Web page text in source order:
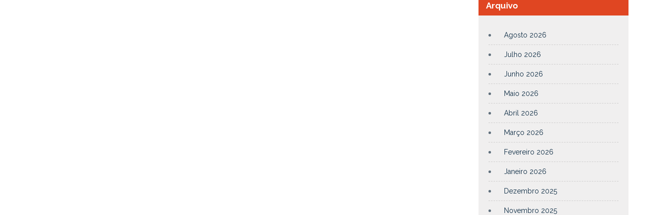
Arquivo
Agosto 2026
Julho 2026
Junho 2026
Maio 2026
Abril 2026
Março 2026
Fevereiro 2026
Janeiro 2026
Dezembro 2025
Novembro 2025